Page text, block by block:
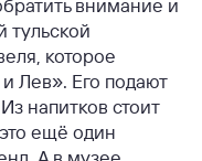
внимание и
тульской
которое
Лев». Его подают
напитков стоит
ещё один